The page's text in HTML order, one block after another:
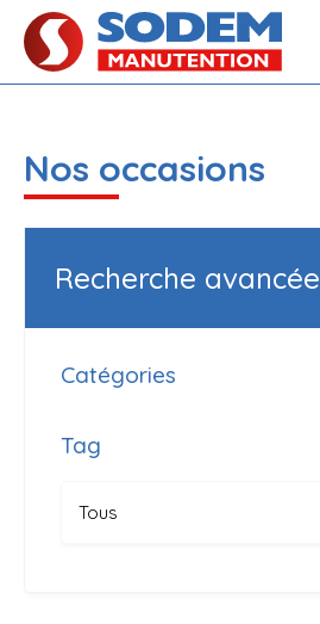
Nos occasions
Recherche avancée
Catégories
Tag